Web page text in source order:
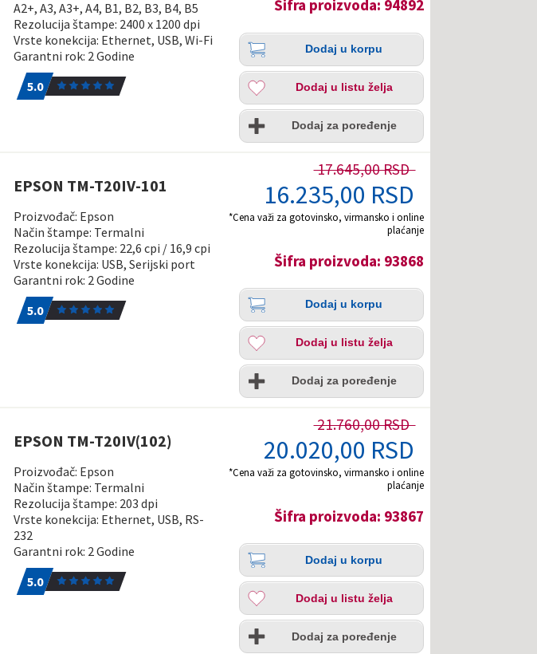
A2+, A3, A3+, A4, B1, B2, B3, B4, B5
Rezolucija štampe: 2400 x 1200 dpi
Vrste konekcija: Ethernet, USB, Wi-Fi
Garantni rok: 2 Godine
5.01
5.0
Šifra proizvoda: 94892
Količina
Dodaj
korpu
Dodaj u korpu
Dodaj
listu
želja
Dodaj u listu želja
Uporedi
Dodaj za poređenje
EPSON TM-T20IV-101
Proizvođač: Epson
Način štampe: Termalni
Rezolucija štampe: 22,6 cpi / 16,9 cpi
Vrste konekcija: USB, Serijski port
Garantni rok: 2 Godine
5.01
5.0
17.645,00 RSD
16.235,00 RSD
*Cena važi za gotovinsko, virmansko i online
plaćanje
Šifra proizvoda: 93868
Količina
Dodaj
korpu
Dodaj u korpu
Dodaj
listu
želja
Dodaj u listu želja
Uporedi
Dodaj za poređenje
EPSON TM-T20IV(102)
Proizvođač: Epson
Način štampe: Termalni
Rezolucija štampe: 203 dpi
Vrste konekcija: Ethernet, USB, RS-
232
Garantni rok: 2 Godine
5.01
5.0
21.760,00 RSD
20.020,00 RSD
*Cena važi za gotovinsko, virmansko i online
plaćanje
Šifra proizvoda: 93867
Količina
Dodaj
korpu
Dodaj u korpu
Dodaj
listu
želja
Dodaj u listu želja
Uporedi
Dodaj za poređenje